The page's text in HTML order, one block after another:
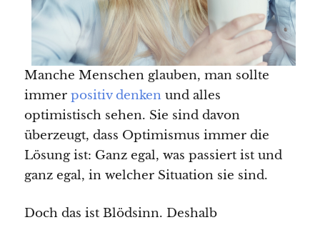
Manche Menschen glauben, man sollte
immer positiv denkenund alles
optimistisch sehen. Sie sind davon
überzeugt, dass Optimismus immer die
Lösung ist: Ganz egal, was passiert ist und
ganz egal, in welcher Situation sie sind.
Doch das ist Blödsinn. Deshalb